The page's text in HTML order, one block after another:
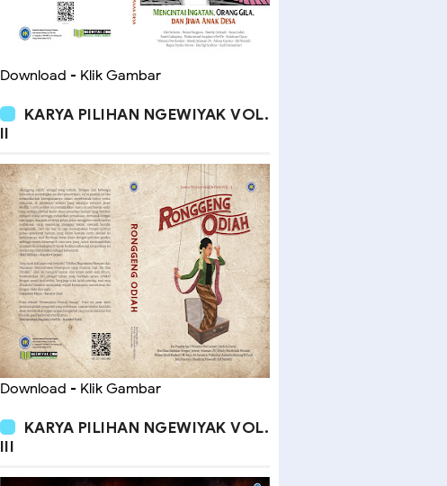
Download - Klik Gambar
KARYA PILIHAN NGEWIYAK VOL.
II
Download - Klik Gambar
KARYA PILIHAN NGEWIYAK VOL.
III